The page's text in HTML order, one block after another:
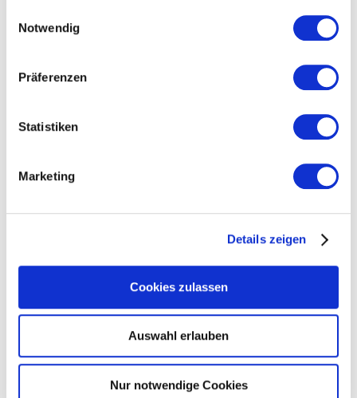
Notwendig
Präferenzen
Statistiken
Marketing
Details zeigen
Cookies zulassen
Auswahl erlauben
Nur notwendige Cookies
Alteburgstraße 160
Ansprechpartner*in
Linda Klopsch